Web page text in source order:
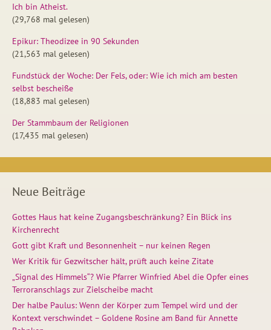
Ich bin Atheist.
(29,768 mal gelesen)
Epikur: Theodizee in 90 Sekunden
(21,563 mal gelesen)
Fundstück der Woche: Der Fels, oder: Wie ich mich am besten
selbst bescheiße
(18,883 mal gelesen)
Der Stammbaum der Religionen
(17,435 mal gelesen)
Neue Beiträge
Gottes Haus hat keine Zugangsbeschränkung? Ein Blick ins
Kirchenrecht
Gott gibt Kraft und Besonnenheit – nur keinen Regen
Wer Kritik für Gezwitscher hält, prüft auch keine Zitate
„Signal des Himmels“? Wie Pfarrer Winfried Abel die Opfer eines
Terroranschlags zur Zielscheibe macht
Der halbe Paulus: Wenn der Körper zum Tempel wird und der
Kontext verschwindet – Goldene Rosine am Band für Annette